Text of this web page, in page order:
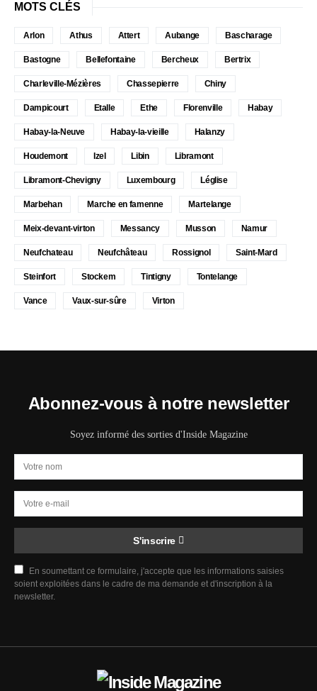
MOTS CLÉS
Arlon Athus Attert Aubange Bascharage
Bastogne Bellefontaine Bercheux Bertrix
Charleville-Mézières Chassepierre Chiny
Dampicourt Etalle Ethe Florenville Habay
Habay-la-Neuve Habay-la-vieille Halanzy
Houdemont Izel Libin Libramont
Libramont-Chevigny Luxembourg Léglise
Marbehan Marche en famenne Martelange
Meix-devant-virton Messancy Musson Namur
Neufchateau Neufchâteau Rossignol Saint-Mard
Steinfort Stockem Tintigny Tontelange
Vance Vaux-sur-sûre Virton
Abonnez-vous à notre newsletter
Soyez informé des sorties d'Inside Magazine
S'inscrire
En soumettant ce formulaire, j'accepte que les informations saisies
soient exploitées dans le cadre de ma demande et d'inscription à la
newsletter.